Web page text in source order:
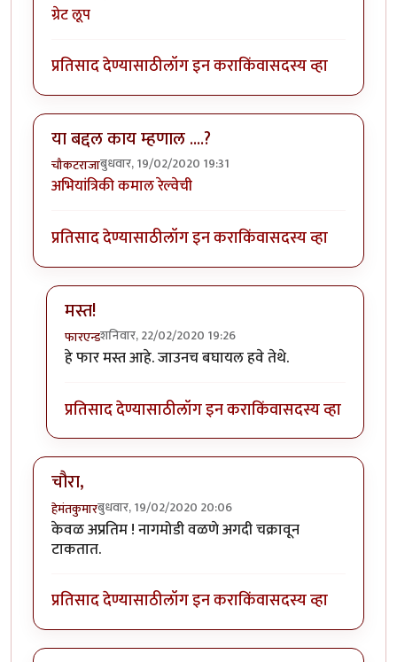
ग्रेट लूप
प्रतिसाद देण्यासाठीलॉग इन कराकिंवासदस्य व्हा
या बद्दल काय म्हणाल ....?
चौकटराजाबुधवार, 19/02/2020 19:31
अभियांत्रिकी कमाल रेल्वेची
प्रतिसाद देण्यासाठीलॉग इन कराकिंवासदस्य व्हा
मस्त!
फारएन्डशनिवार, 22/02/2020 19:26
In reply toया बद्दल काय म्हणाल ....?by
हे फार मस्त आहे. जाउनच बघायल हवे तेथे.
प्रतिसाद देण्यासाठीलॉग इन कराकिंवासदस्य व्हा
चौरा,
हेमंतकुमारबुधवार, 19/02/2020 20:06
केवळ अप्रतिम ! नागमोडी वळणे अगदी चक्रावून
टाकतात.
प्रतिसाद देण्यासाठीलॉग इन कराकिंवासदस्य व्हा